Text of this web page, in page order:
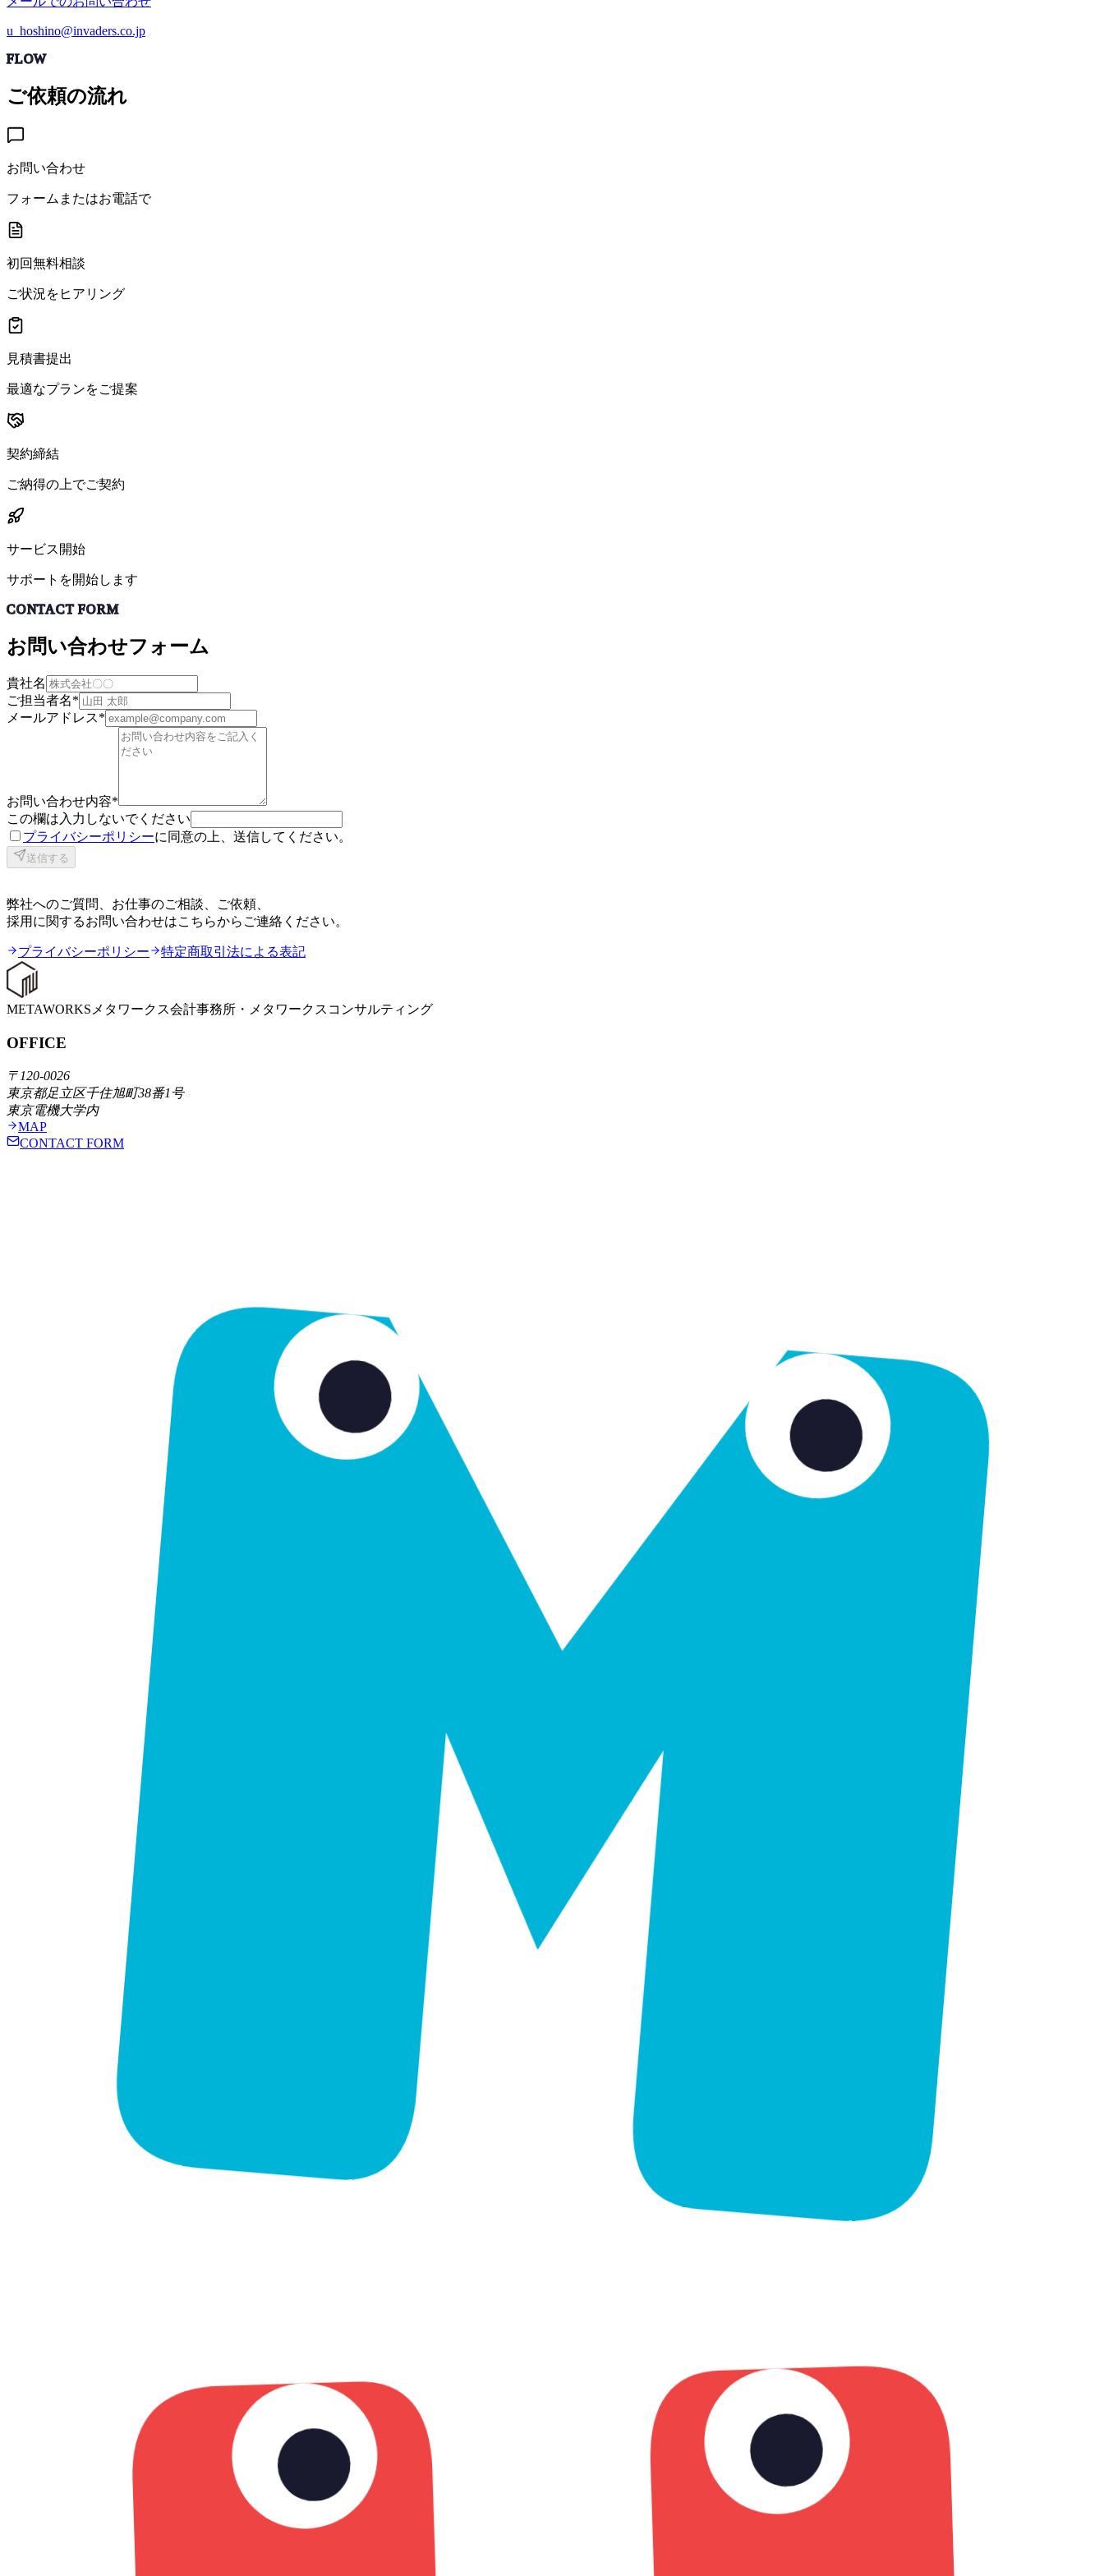
u_hoshino@invaders.co.jp
FLOW
ご依頼の流れ
お問い合わせ
フォームまたはお電話で
初回無料相談
ご状況をヒアリング
見積書提出
最適なプランをご提案
契約締結
ご納得の上でご契約
サービス開始
サポートを開始します
CONTACT FORM
お問い合わせフォーム
貴社名
ご担当者名*
メールアドレス*
お問い合わせ内容*
この欄は入力しないでください
プライバシーポリシーに同意の上、送信してください。
送信する
弊社へのご質問、お仕事のご相談、ご依頼、
採用に関するお問い合わせはこちらからご連絡ください。
プライバシーポリシー 特定商取引法による表記
METAWORKSメタワークス会計事務所・メタワークスコンサルティング
OFFICE
〒120-0026
東京都足立区千住旭町38番1号
東京電機大学内
MAP
CONTACT FORM